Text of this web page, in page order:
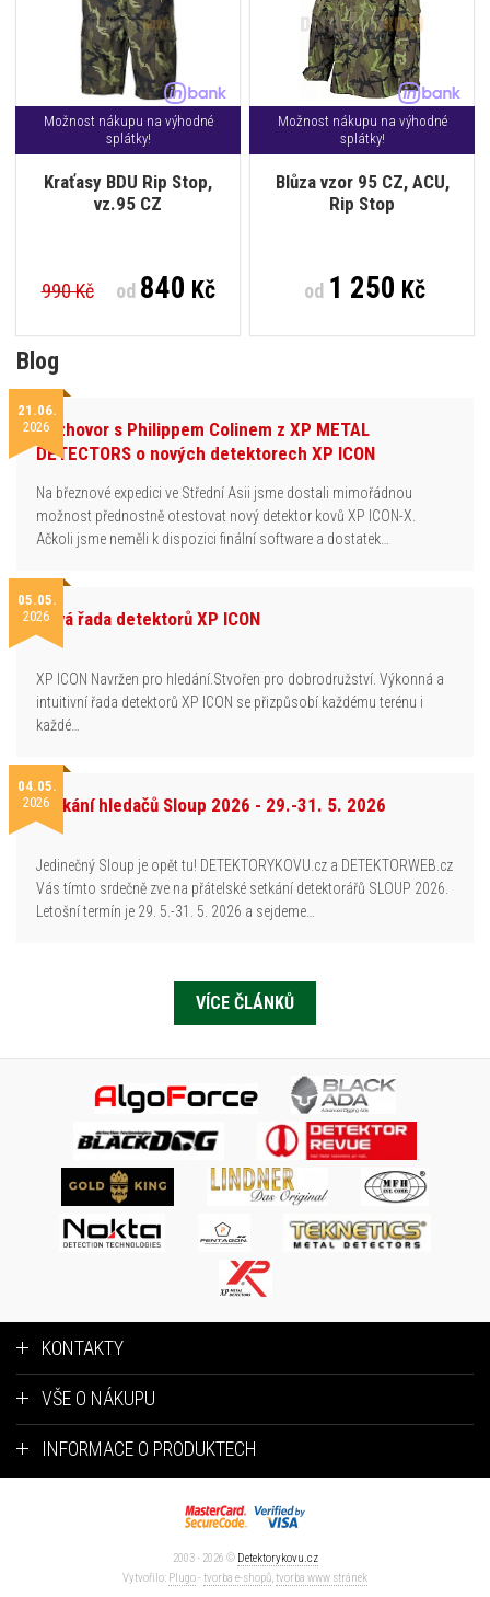
Možnost nákupu na výhodné
splátky!
Kraťasy BDU Rip Stop,
vz.95 CZ
990 Kč od840 Kč
Možnost nákupu na výhodné
splátky!
Blůza vzor 95 CZ, ACU,
Rip Stop
od1 250 Kč
Blog
21.06.
2026Rozhovor s Philippem Colinem z XP METAL
DETECTORS o nových detektorech XP ICON
Na březnové expedici ve Střední Asii jsme dostali mimořádnou
možnost přednostně otestovat nový detektor kovů XP ICON-X.
Ačkoli jsme neměli k dispozici finální software a dostatek…
05.05.
2026Nová řada detektorů XP ICON
XP ICON Navržen pro hledání.Stvořen pro dobrodružství. Výkonná a
intuitivní řada detektorů XP ICON se přizpůsobí každému terénu i
každé…
04.05.
2026Setkání hledačů Sloup 2026 - 29.-31. 5. 2026
Jedinečný Sloup je opět tu! DETEKTORYKOVU.cz a DETEKTORWEB.cz
Vás tímto srdečně zve na přátelské setkání detektorářů SLOUP 2026.
Letošní termín je 29. 5.-31. 5. 2026 a sejdeme…
VÍCE ČLÁNKŮ
KONTAKTY
VŠE O NÁKUPU
INFORMACE O PRODUKTECH
2003 - 2026 © Detektorykovu.cz
Vytvořilo: Plugo- tvorba e-shopů,tvorba www stránek